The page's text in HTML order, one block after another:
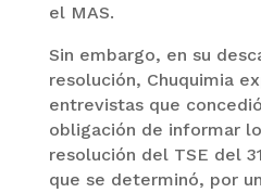
el MAS.
Sin embargo, en su
resolución, Chuquimia
entrevistas que
obligación de informar
resolución del TSE del
que se determinó, por